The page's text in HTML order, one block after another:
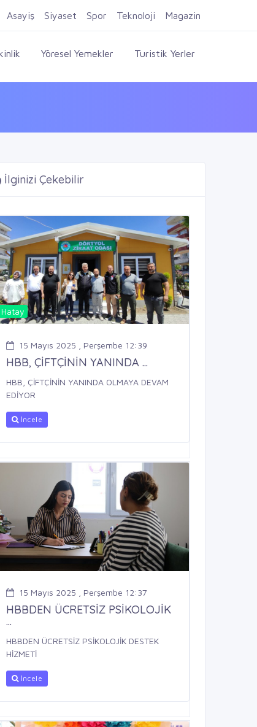
Firma Ekle Kayıt Ol Giriş Yap
Yöresel Yemekler Turistik Yerler
Asayiş Siyaset Spor Teknoloji Magazin
İlginizi Çekebilir
Hatay
15 Mayıs 2025 , Perşembe 12:39
HBB, ÇİFTÇİNİN YANINDA ...
HBB, ÇİFTÇİNİN YANINDA OLMAYA DEVAM
EDİYOR
İncele
15 Mayıs 2025 , Perşembe 12:37
HBBDEN ÜCRETSİZ PSİKOLOJİK
...
HBBDEN ÜCRETSİZ PSİKOLOJİK DESTEK
HİZMETİ
İncele